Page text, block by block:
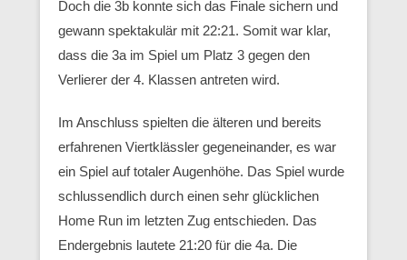
Doch die 3b konnte sich das Finale sichern und
gewann spektakulär mit 22:21. Somit war klar,
dass die 3a im Spiel um Platz 3 gegen den
Verlierer der 4. Klassen antreten wird.
Im Anschluss spielten die älteren und bereits
erfahrenen Viertklässler gegeneinander, es war
ein Spiel auf totaler Augenhöhe. Das Spiel wurde
schlussendlich durch einen sehr glücklichen
Home Run im letzten Zug entschieden. Das
Endergebnis lautete 21:20 für die 4a. Die